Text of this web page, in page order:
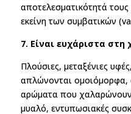
αποτελεσματικότητά
εκείνη των συμβατικών
7. Είναι ευχάριστα στη
Πλούσιες, μεταξένιες
απλώνονται ομοιόμορφα,
αρώματα που
μυαλό, εντυπωσιακές